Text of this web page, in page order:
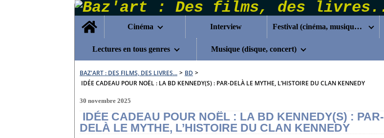
Home
Cinéma
Interview Festival (cinéma, musique...)
Lectures en tous genres Musique (disque, concert)
BAZ'ART : DES FILMS, DES LIVRES... > BD >
IDÉE CADEAU POUR NOËL : LA BD KENNEDY(S) : PAR-DELÀ LE MYTHE, L’HISTOIRE DU CLAN KENNEDY
30 novembre 2025
IDÉE CADEAU POUR NOËL : LA BD KENNEDY(S) : PAR-
DELÀ LE MYTHE, L’HISTOIRE DU CLAN KENNEDY